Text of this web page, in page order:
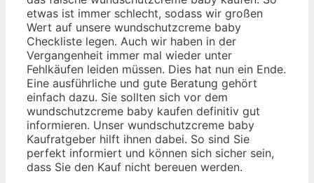
etwas ist immer schlecht, sodass wir großen
Wert auf unsere wundschutzcreme baby
Checkliste legen. Auch wir haben in der
Vergangenheit immer mal wieder unter
Fehlkäufen leiden müssen. Dies hat nun ein Ende.
Eine ausführliche und gute Beratung gehört
einfach dazu. Sie sollten sich vor dem
wundschutzcreme baby kaufen definitiv gut
informieren. Unser wundschutzcreme baby
Kaufratgeber hilft ihnen dabei. So sind Sie
perfekt informiert und können sich sicher sein,
dass Sie den Kauf nicht bereuen werden.